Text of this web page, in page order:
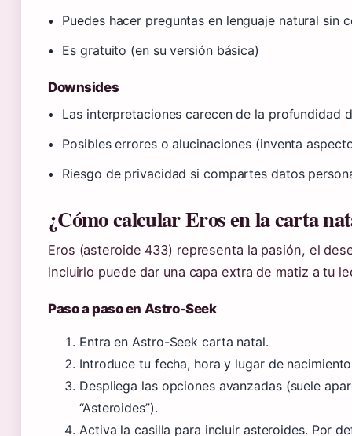
Puedes hacer preguntas en lenguaje natural sin
Es gratuito (en su versión básica)
Downsides
Las interpretaciones carecen de la profundidad
Posibles errores o alucinaciones (inventa
Riesgo de privacidad si compartes datos
¿Cómo calcular Eros en la carta
Eros (asteroide 433) representa la pasión, el
Incluirlo puede dar una capa extra de matiz a tu
Paso a paso en Astro-Seek
Entra en Astro-Seek carta natal.
Introduce tu fecha, hora y lugar de
Despliega las opciones avanzadas (suele
“Asteroides”).
Activa la casilla para incluir asteroides. Por